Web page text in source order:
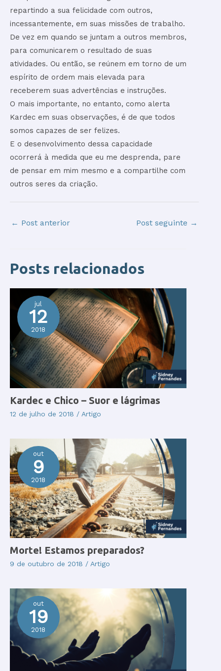
repartindo a sua felicidade com outros,
incessantemente, em suas missões de trabalho.
De vez em quando se juntam a outros membros,
para comunicarem o resultado de suas
atividades. Ou então, se reúnem em torno de um
espírito de ordem mais elevada para
receberem suas advertências e instruções.
O mais importante, no entanto, como alerta
Kardec em suas observações, é de que todos
somos capazes de ser felizes.
E o desenvolvimento dessa capacidade
ocorrerá à medida que eu me desprenda, pare
de pensar em mim mesmo e a compartilhe com
outros seres da criação.
← Post anterior Post seguinte →
Posts relacionados
jul
12
2018
Kardec e Chico – Suor e lágrimas
12 de julho de 2018 / Artigo
out
9
2018
Morte! Estamos preparados?
9 de outubro de 2018 / Artigo
out
19
2018